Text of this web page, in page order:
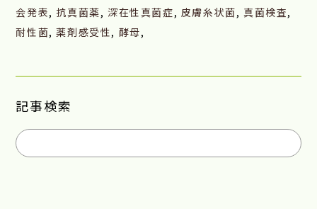
会発表, 抗真菌薬, 深在性真菌症, 皮膚糸状菌,真菌検査,
耐性菌,薬剤感受性, 酵母,
記事検索